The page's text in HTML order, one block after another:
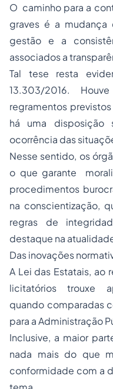
O caminho para a
graves é a
gestão e a
associados a
Tal tese resta
13.303/2016.
regramentos
há uma disposição
ocorrência das
Nesse sentido, os
o que garante
procedimentos
na conscientização,
regras de
destaque na
Das inovações
A Lei das Estatais, ao
licitatórios trouxe
quando comparadas
para a Administração
Inclusive, a maior
nada mais do que
conformidade com a